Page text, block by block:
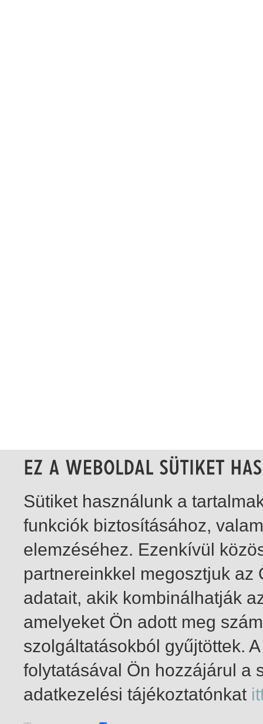
1-1 / összesen 1 találat
Sütiket használunk a
funkciók biztosításához,
elemzéséhez. Ezenkívül
partnereinkkel megosztjuk
adatait, akik kombinálhatják
amelyeket Ön adott meg
szolgáltatásokból gyűjtöttek.
folytatásával Ön hozzájárul a
adatkezelési tájékoztatónkat